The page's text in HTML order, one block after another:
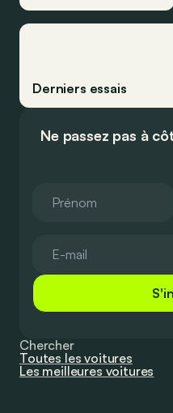
Derniers essais
Ne passez pas à
Chercher
Toutes les voitures
Les meilleures voitures